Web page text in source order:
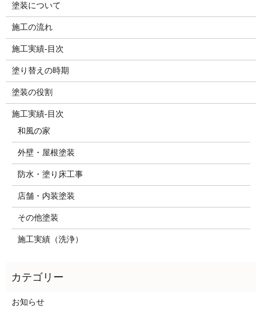
塗装について
施工の流れ
施工実績-目次
塗り替えの時期
塗装の役割
施工実績-目次
和風の家
外壁・屋根塗装
防水・塗り床工事
店舗・内装塗装
その他塗装
施工実績（洗浄）
お知らせ